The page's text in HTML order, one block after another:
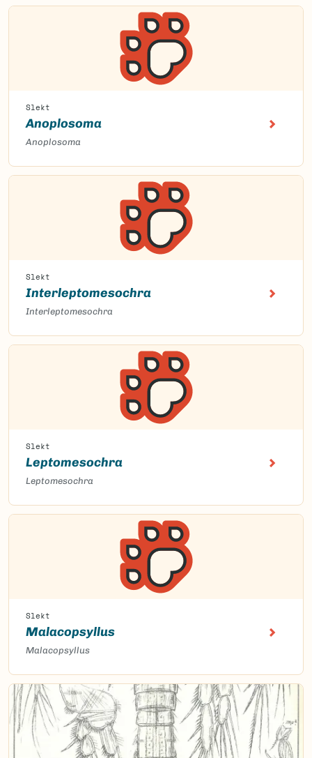
Slekt
Anoplosoma
Anoplosoma
Slekt
Interleptomesochra
Interleptomesochra
Slekt
Leptomesochra
Leptomesochra
Slekt
Malacopsyllus
Malacopsyllus